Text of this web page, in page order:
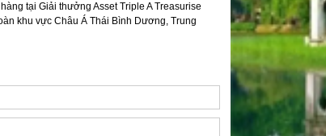
tại Giải thưởng Asset Triple A Treasurise
khu vực Châu Á Thái Bình Dương, Trung